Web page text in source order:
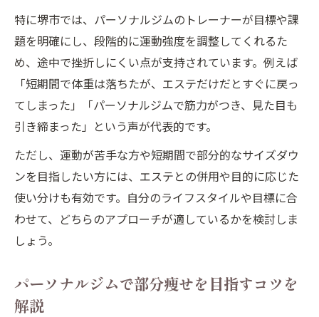
特に堺市では、パーソナルジムのトレーナーが目標や課
題を明確にし、段階的に運動強度を調整してくれるた
め、途中で挫折しにくい点が支持されています。例えば
「短期間で体重は落ちたが、エステだけだとすぐに戻っ
てしまった」「パーソナルジムで筋力がつき、見た目も
引き締まった」という声が代表的です。
ただし、運動が苦手な方や短期間で部分的なサイズダウ
ンを目指したい方には、エステとの併用や目的に応じた
使い分けも有効です。自分のライフスタイルや目標に合
わせて、どちらのアプローチが適しているかを検討しま
しょう。
パーソナルジムで部分痩せを目指すコツを
解説